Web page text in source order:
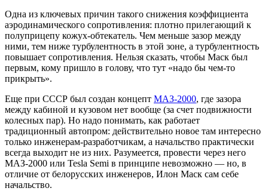
Одна из ключевых причин такого снижения коэффициента
аэродинамического сопротивления: плотно прилегающий к
полуприцепу кожух-обтекатель. Чем меньше зазор между
ними, тем ниже турбулентность в этой зоне, а турбулентность
повышает сопротивления. Нельзя сказать, чтобы Маск был
первым, кому пришло в голову, что тут «надо бы чем-то
прикрыть».
Еще при СССР был создан концепт МАЗ-2000, где зазора
между кабиной и кузовом нет вообще (за счет подвижности
колесных пар). Но надо понимать, как работает
традиционный автопром: действительно новое там интересно
только инженерам-разработчикам, а начальство практически
всегда выходит не из них. Разумеется, провести через него
МАЗ-2000 или Tesla Semi в принципе невозможно — но, в
отличие от белорусских инженеров, Илон Маск сам себе
начальство.